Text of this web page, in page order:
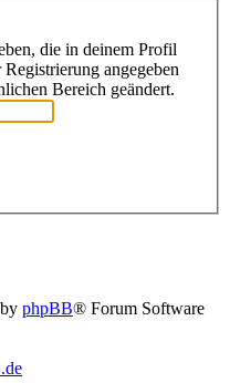
die in deinem Profil
angegeben
Bereich geändert.
phpBB® Forum Software